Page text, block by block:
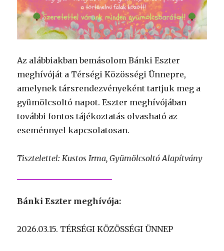
Az alábbiakban bemásolom Bánki Eszter
meghívóját a Térségi Közösségi Ünnepre,
amelynek társrendezvényeként tartjuk meg a
gyümölcsoltó napot. Eszter meghívójában
további fontos tájékoztatás olvasható az
eseménnyel kapcsolatosan.
Tisztelettel: Kustos Irma, Gyümölcsoltó Alapítvány
Bánki Eszter meghívója:
2026.03.15. TÉRSÉGI KÖZÖSSÉGI ÜNNEP